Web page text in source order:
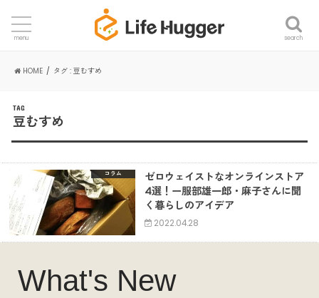
search
menu
HOME タグ : 豆むすめ
TAG
豆むすめ
コラム
ゼロウェイストなオンラインストア
4選！ー服部雄一郎・麻子さんに聞
く暮らしのアイデア
2022.04.28
What's New